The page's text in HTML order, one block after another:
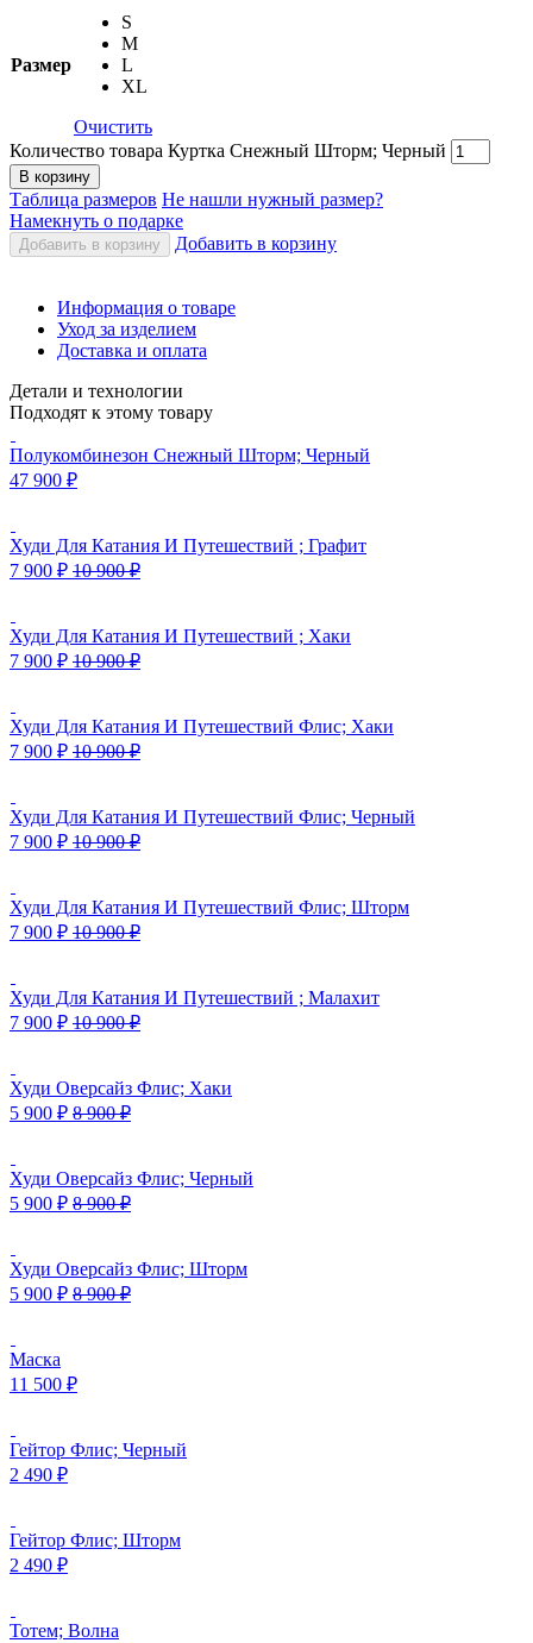
Размер
S
M
L
XL
Очистить
Количество товара Куртка Снежный Шторм; Черный
В корзину
Таблица размеров Не нашли нужный размер?
Намекнуть о подарке
Добавить в корзину Добавить в корзину
Информация о товаре
Уход за изделием
Доставка и оплата
Детали и технологии
Подходят к этому товару
Полукомбинезон Снежный Шторм; Черный
47 900 ₽
Худи Для Катания И Путешествий ; Графит
7 900 ₽ 10 900₽
Худи Для Катания И Путешествий ; Хаки
7 900 ₽ 10 900₽
Худи Для Катания И Путешествий Флис; Хаки
7 900 ₽ 10 900₽
Худи Для Катания И Путешествий Флис; Черный
7 900 ₽ 10 900₽
Худи Для Катания И Путешествий Флис; Шторм
7 900 ₽ 10 900₽
Худи Для Катания И Путешествий ; Малахит
7 900 ₽ 10 900₽
Худи Оверсайз Флис; Хаки
5 900 ₽ 8 900₽
Худи Оверсайз Флис; Черный
5 900 ₽ 8 900₽
Худи Оверсайз Флис; Шторм
5 900 ₽ 8 900₽
Маска
11 500 ₽
Гейтор Флис; Черный
2 490 ₽
Гейтор Флис; Шторм
2 490 ₽
Тотем; Волна